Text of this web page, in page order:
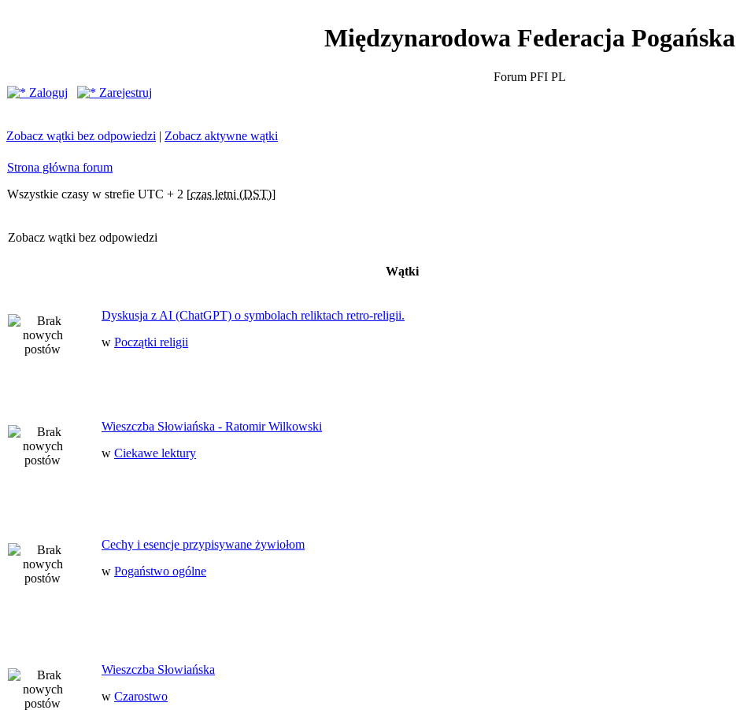
Międzynarodowa Federacja Pogańska
Forum PFI PL
Zaloguj
Zarejestruj
Zobacz wątki bez odpowiedzi | Zobacz aktywne wątki
Strona główna forum
Wszystkie czasy w strefie UTC + 2 [czas letni (DST)]
Zobacz wątki bez odpowiedzi
Wątki
Dyskusja z AI (ChatGPT) o symbolach reliktach retro-religii.
w Początki religii
Wieszczba Słowiańska - Ratomir Wilkowski
w Ciekawe lektury
Cechy i esencje przypisywane żywiołom
w Pogaństwo ogólne
Wieszczba Słowiańska
w Czarostwo